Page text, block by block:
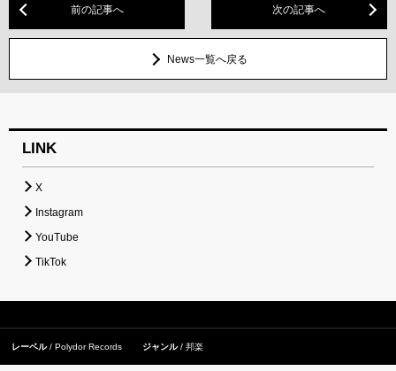
前の記事へ 次の記事へ
News一覧へ戻る
LINK
X
Instagram
YouTube
TikTok
レーベル Polydor Records ジャンル 邦楽